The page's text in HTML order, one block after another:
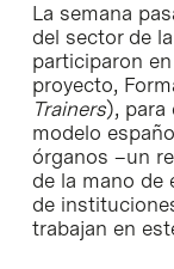
La semana
del sector de
participaron
proyecto,
Trainers), para
modelo
órganos –un
de la mano de
de
trabajan en